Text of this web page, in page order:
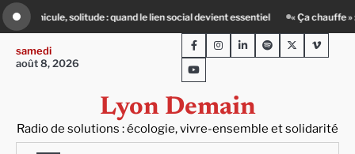
Skip
to
content
« Ça chauffe » : des acteurs du batiment face au défi climatique
samedi
août 8, 2026
Lyon Demain
Radio de solutions : écologie, vivre-ensemble et solidarité
FacebookInstagram
LinkedInSpotifyTwitterViméo
Youtube